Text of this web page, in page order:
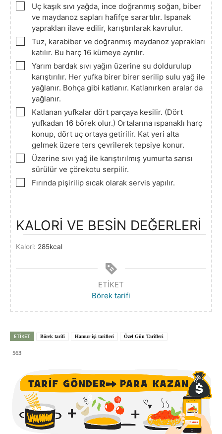
▢Uç kaşık sıvı yağda, ince doğranmış soğan, biber
ve maydanoz sapları hafifçe sarartılır. Ispanak
yaprakları ilave edilir, karıştırılarak kavrulur.
▢
Tuz, karabiber ve doğranmış maydanoz yaprakları
katılır. Bu harç 16 kümeye ayrılır.
▢
Yarım bardak sıvı yağın üzerine su doldurulup
karıştırılır. Her yufka birer birer serilip sulu yağ ile
yağlanır. Bohça gibi katlanır. Katlanırken aralar da
yağlanır.
▢
Katlanan yufkalar dört parçaya kesilir. (Dört
yufkadan 16 börek olur.) Ortalarına ıspanaklı harç
konup, dört uç ortaya getirilir. Kat yeri alta
gelmek üzere ters çevrilerek tepsiye konur.
▢
Üzerine sıvı yağ ile karıştırılmış yumurta sarısı
sürülür ve çörekotu serpilir.
▢
Fırında pişirilip sıcak olarak servis yapılır.
KALORİ VE BESİN DEĞERLERİ
Kalori: 285kcal
ETIKET
Börek tarifi
ETIKET Börek tarifi Hamur işi tarifleri Özel Gün Tarifleri
563